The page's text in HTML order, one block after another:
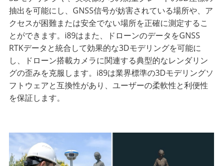
抽出を可能にし、GNSS信号が妨害されている場所や、ア
クセスが困難または安全でない場所を正確に測定するこ
とができます。i89はまた、ドローンのデータをGNSS
RTKデータと統合して効果的な3Dモデリングを可能に
し、ドローン搭載カメラに関連する典型的なレンダリン
グの歪みを克服します。i89は業界標準の3Dモデリングソ
フトウェアと互換性があり、ユーザーの柔軟性と利便性
を保証します。